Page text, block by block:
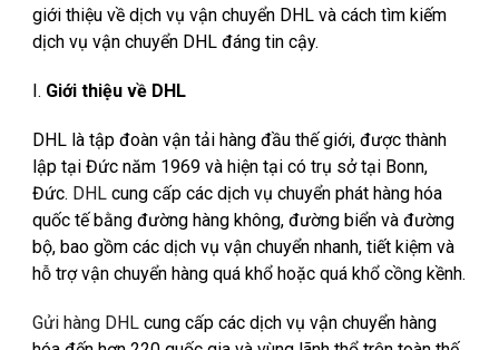
giới thiệu về dịch vụ vận chuyển DHL và cách tìm kiếm
dịch vụ vận chuyển DHL đáng tin cậy.
I. Giới thiệu về DHL
DHL là tập đoàn vận tải hàng đầu thế giới, được thành
lập tại Đức năm 1969 và hiện tại có trụ sở tại Bonn,
Đức. DHL cung cấp các dịch vụ chuyển phát hàng hóa
quốc tế bằng đường hàng không, đường biển và đường
bộ, bao gồm các dịch vụ vận chuyển nhanh, tiết kiệm và
hỗ trợ vận chuyển hàng quá khổ hoặc quá khổ cồng kềnh.
Gửi hàng DHL cung cấp các dịch vụ vận chuyển hàng